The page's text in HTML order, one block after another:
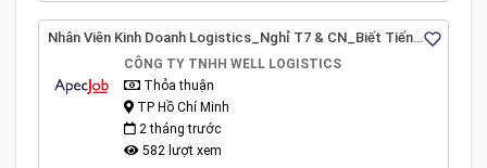
Nhân Viên Kinh Doanh Logistics_Nghỉ T7 & CN_Biết Tiếng
Anh Hoặc Trung_TP.HCM
CÔNG TY TNHH WELL LOGISTICS
Thỏa thuận
TP Hồ Chí Minh
2 tháng trước
582 lượt xem